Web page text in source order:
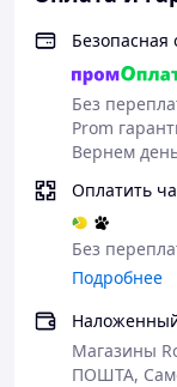
Розмір в
Гарантія 12
Зроблено в
Безопасная
Без
Prom
Вернем
Оплатить
Без
Подробнее
Магазины
ПОШТА,